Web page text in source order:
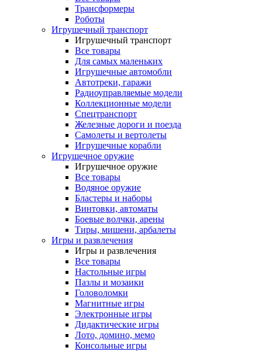
Трансформеры
Роботы
Игрушечный транспорт
Игрушечный транспорт
Все товары
Для самых маленьких
Игрушечные автомобли
Автотреки, гаражи
Радиоуправляемые модели
Коллекционные модели
Спецтранспорт
Железные дороги и поезда
Самолеты и вертолеты
Игрушечные корабли
Игрушечное оружие
Игрушечное оружие
Все товары
Водяное оружие
Бластеры и наборы
Винтовки, автоматы
Боевые волчки, арены
Тиры, мишени, арбалеты
Игры и развлечения
Игры и развлечения
Все товары
Настольные игры
Пазлы и мозаики
Головоломки
Магнитные игры
Электронные игры
Дидактические игры
Лото, домино, мемо
Консольные игры